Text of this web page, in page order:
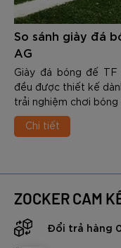
So sánh giày đá
AG
Giày đá bóng đế
đều được thiết kế
trải nghiệm chơi
Chi tiết
ZOCKER CAM
Đổi trả hàng